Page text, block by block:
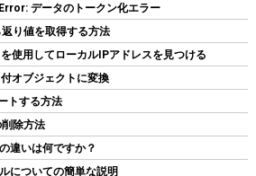
T-FORCE DELTA RGB DDR5 6000MHz
48000 デスクトップ用 メモリ ホワ
両対応【TEAMジャパン 国内正規
FF4D532G6000HC38ADC01
データのトークン化エラー
り値を取得する方法
使用してローカルIPアドレスを見つける
オブジェクトに変換
トする方法
除方法
違いは何ですか？
についての簡単な説明